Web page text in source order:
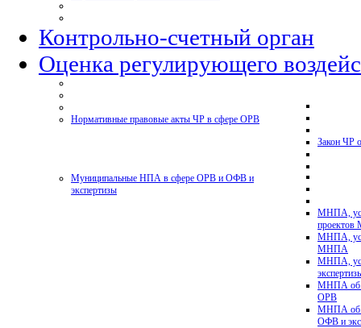
Контрольно-счетный орган
Оценка регулирующего
Нормативные правовые акты ЧР в сфере ОРВ
Закон ЧР
Муниципальные НПА в сфере ОРВ и ОФВ и
экспертизы
МНПА,
МНПА,
МНПА
МНПА,
МНПА об
ОРВ
МНПА об
ОФВ и